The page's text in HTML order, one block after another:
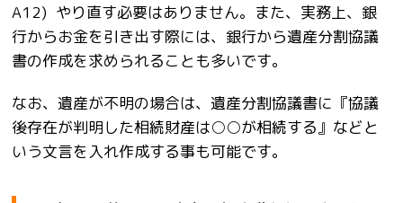
A12) やり直す必要はありません。また、実務上、銀
行からお金を引き出す際には、銀行から遺産分割協議
書の作成を求められることも多いです。
なお、遺産が不明の場合は、遺産分割協議書に『協議
後存在が判明した相続財産は○○が相続する』などと
いう文言を入れ作成する事も可能です。